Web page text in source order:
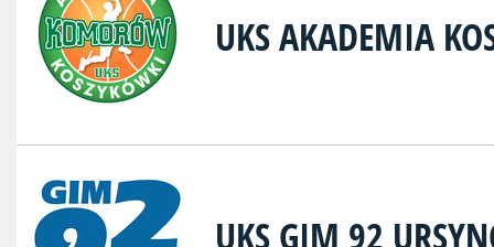
UKS AKADEMIA
UKS GIM 92